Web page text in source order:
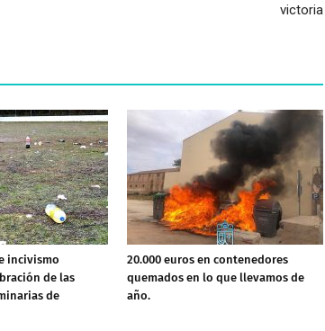
victoria
incivismo
de las
de
20.000 euros en contenedores
quemados en lo que llevamos de
año.